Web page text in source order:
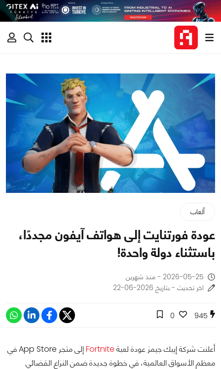
ألعاب
عودة فورتنايت إلى هواتف آيفون مجددًا،
باستثناء دولة واحدة!
2026-05-25 - منذ شهرين
اخر تحديث - بتاريخ 2026-06-22
945
0
أعلنت شركة إيبك جيمز عودة لعبة Fortnite
إلى متجر App Store في
معظم الأسواق العالمية، في خطوة جديدة ضمن النزاع القضائي